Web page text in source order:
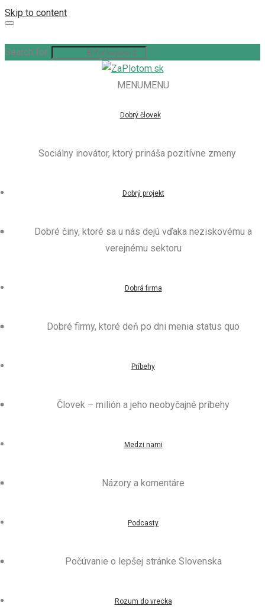
Skip to content
Search for:
MENUMENU
Dobrý človek
Sociálny inovátor, ktorý prináša pozitívne zmeny
Dobrý projekt
Dobré činy, ktoré sa u nás dejú vďaka neziskovému a
verejnému sektoru
Dobrá firma
Dobré firmy, ktoré deň po dni menia status quo
Príbehy
Človek – milión a jeho neobyčajné príbehy
Medzi nami
Názory a komentáre
Podcasty
Počúvanie o lepšej stránke Slovenska
Rozum do vrecka